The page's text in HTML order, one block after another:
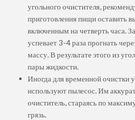
угольного очистителя,
приготовления пищи оставить
включенным на четверть часа.
успевает 3-4 раза прогнать
массу. В результате этого из
пары жидкости.
Иногда для временной очистки
используют пылесос. Им
очиститель, стараясь по
грязь.